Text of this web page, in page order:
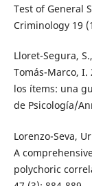
Test of General
Criminology 19
Lloret-Segura,
Tomás-Marco,
los ítems: una
de Psicología/
Lorenzo-Seva,
A
polychoric